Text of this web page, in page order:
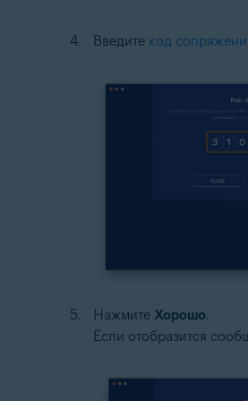
Введите код
Нажмите Хорошо.
Если отобразится